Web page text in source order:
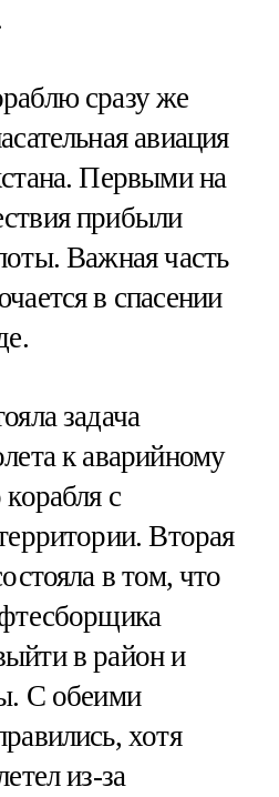
сразу же
авиация
Первыми на
прибыли
Важная часть
в спасении
задача
к аварийному
с
Вторая
в том, что
в район и
С обеими
хотя
из-за